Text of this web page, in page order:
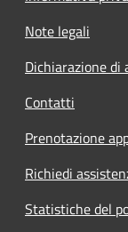
Note legali
Dichiarazione di
Contatti
Prenotazione
Richiedi
Statistiche del